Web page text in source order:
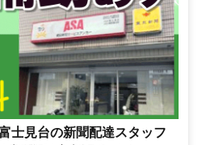
士見台の新聞配達スタッフ